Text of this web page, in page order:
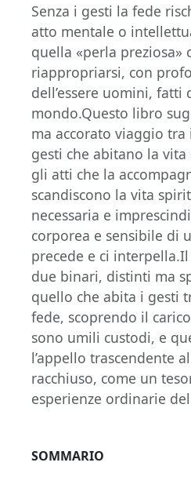
Senza i gesti la fede
atto mentale o
quella «perla preziosa»
riappropriarsi, con
dell’essere uomini, fatti
mondo.Questo libro
ma accorato viaggio
gesti che abitano la
gli atti che la
scandiscono la vita
necessaria e
corporea e sensibile di
precede e ci
due binari, distinti ma
quello che abita i gesti
fede, scoprendo il
sono umili custodi, e
l’appello trascendente
racchiuso, come un
esperienze ordinarie
SOMMARIO